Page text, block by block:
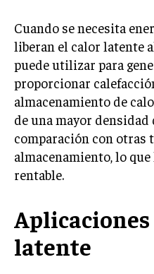
Cuando se necesita
liberan el calor latente
puede utilizar para
proporcionar
almacenamiento de
de una mayor densidad
comparación con otras
almacenamiento, lo
rentable.
latente